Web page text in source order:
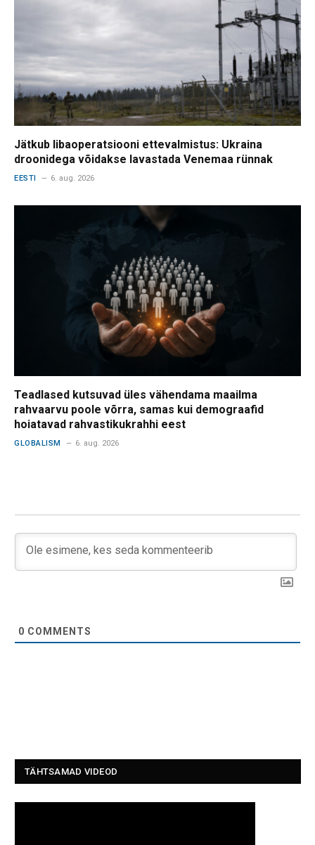
Jätkub libaoperatsiooni ettevalmistus: Ukraina
droonidega võidakse lavastada Venemaa rünnak
EESTI 6. aug. 2026
Teadlased kutsuvad üles vähendama maailma
rahvaarvu poole võrra, samas kui demograafid
hoiatavad rahvastikukrahhi eest
GLOBALISM 6. aug. 2026
0 COMMENTS
TÄHTSAMAD VIDEOD